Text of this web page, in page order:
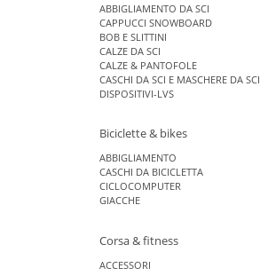
ABBIGLIAMENTO DA SCI
CAPPUCCI SNOWBOARD
BOB E SLITTINI
CALZE DA SCI
CALZE & PANTOFOLE
CASCHI DA SCI E MASCHERE DA SCI
DISPOSITIVI-LVS
Biciclette & bikes
ABBIGLIAMENTO
CASCHI DA BICICLETTA
CICLOCOMPUTER
GIACCHE
Corsa & fitness
ACCESSORI